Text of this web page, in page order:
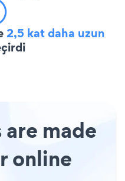
2,5 kat daha uzun
are made
online